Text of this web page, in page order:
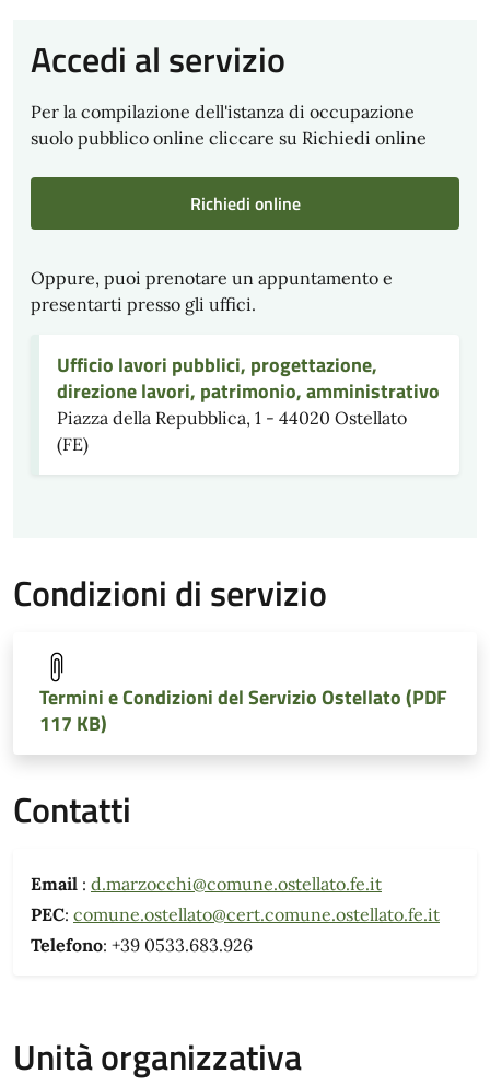
Accedi al servizio
Per la compilazione dell'istanza di occupazione
suolo pubblico online cliccare su Richiedi online
Richiedi online
Oppure, puoi prenotare un appuntamento e
presentarti presso gli uffici.
Ufficio lavori pubblici, progettazione,
direzione lavori, patrimonio, amministrativo
Piazza della Repubblica, 1 - 44020 Ostellato
(FE)
Condizioni di servizio
Termini e Condizioni del Servizio Ostellato (PDF
117 KB)
Contatti
Email : d.marzocchi@comune.ostellato.fe.it
PEC: comune.ostellato@cert.comune.ostellato.fe.it
Telefono: +39 0533.683.926
Unità organizzativa